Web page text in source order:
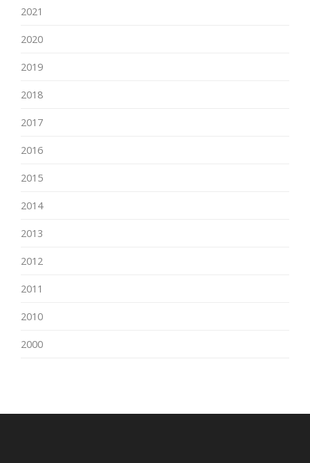
2021
2020
2019
2018
2017
2016
2015
2014
2013
2012
2011
2010
2000